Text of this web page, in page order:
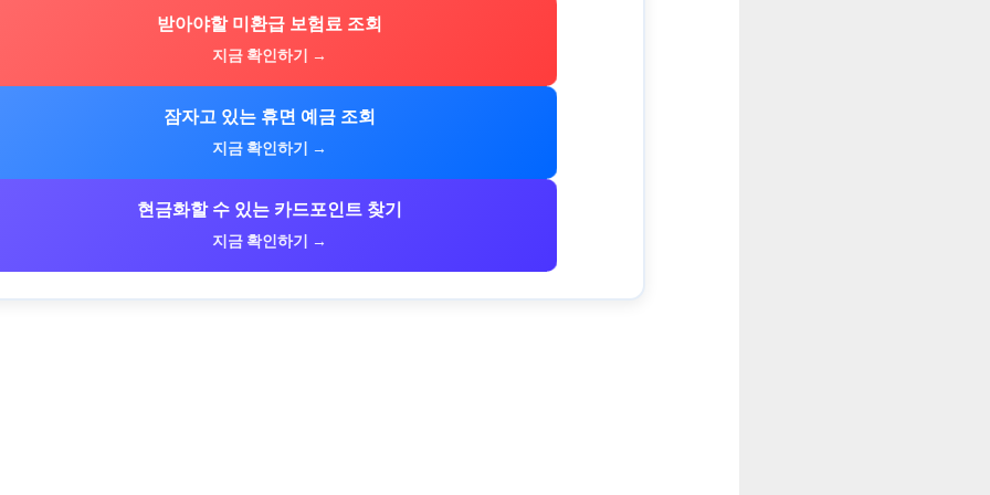
받아야할 미환급 보험료 조회
지금 확인하기 →
잠자고 있는 휴면 예금 조회
지금 확인하기 →
현금화할 수 있는 카드포인트 찾기
지금 확인하기 →